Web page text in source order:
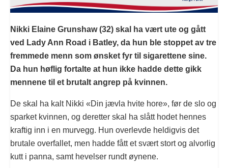
Nikki Elaine Grunshaw (32) skal ha vært ute og gått
ved Lady Ann Road i Batley, da hun ble stoppet av tre
fremmede menn som ønsket fyr til sigarettene sine.
Da hun høflig fortalte at hun ikke hadde dette gikk
mennene til et brutalt angrep på kvinnen.
De skal ha kalt Nikki «Din jævla hvite hore», før de slo og
sparket kvinnen, og deretter skal ha slått hodet hennes
kraftig inn i en murvegg. Hun overlevde heldigvis det
brutale overfallet, men hadde fått et svært stort og alvorlig
kutt i panna, samt hevelser rundt øynene.